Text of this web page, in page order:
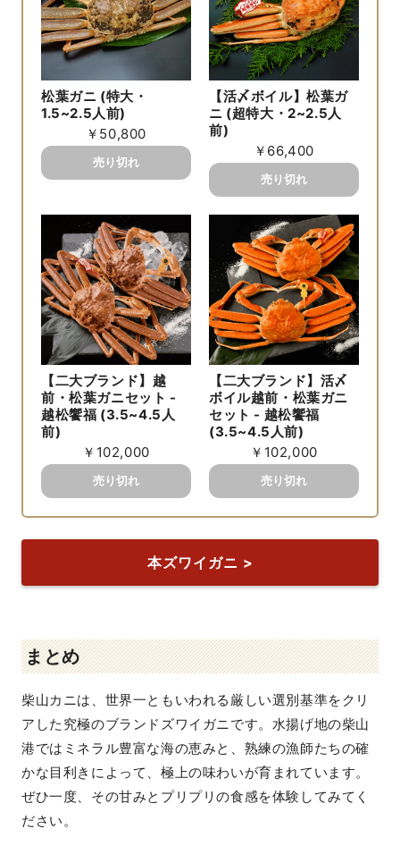
松葉ガニ (特大・
1.5~2.5人前)
￥50,800
【活〆ボイル】松葉ガ
ニ (超特大・2~2.5人
前)
￥66,400
【二大ブランド】越
前・松葉ガニセット -
越松饗福 (3.5~4.5人
前)
￥102,000
【二大ブランド】活〆
ボイル越前・松葉ガニ
セット - 越松饗福
(3.5~4.5人前)
￥102,000
本ズワイガニ >
まとめ
柴山カニは、世界一ともいわれる厳しい選別基準をクリ
アした究極のブランドズワイガニです。水揚げ地の柴山
港ではミネラル豊富な海の恵みと、熟練の漁師たちの確
かな目利きによって、極上の味わいが育まれています。
ぜひ一度、その甘みとプリプリの食感を体験してみてく
ださい。